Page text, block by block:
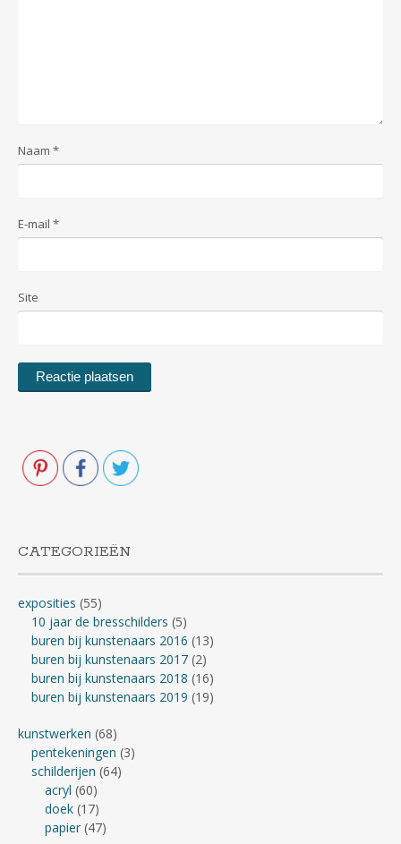
Naam *
E-mail *
Site
CATEGORIEËN
exposities (55)
10 jaar de bresschilders (5)
buren bij kunstenaars 2016 (13)
buren bij kunstenaars 2017 (2)
buren bij kunstenaars 2018 (16)
buren bij kunstenaars 2019 (19)
kunstwerken (68)
pentekeningen (3)
schilderijen (64)
acryl (60)
doek (17)
papier (47)